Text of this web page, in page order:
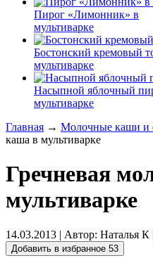
Пирог «Лимонник» в
мультиварке
Бостонский кремовый
мультиварке
Насыпной яблочный
мультиварке
Главная → Молочные каши и
каша в мультиварке
Гречневая
мультиварке
14.03.2013 | Автор: Наталья К
Добавить в избранное 53